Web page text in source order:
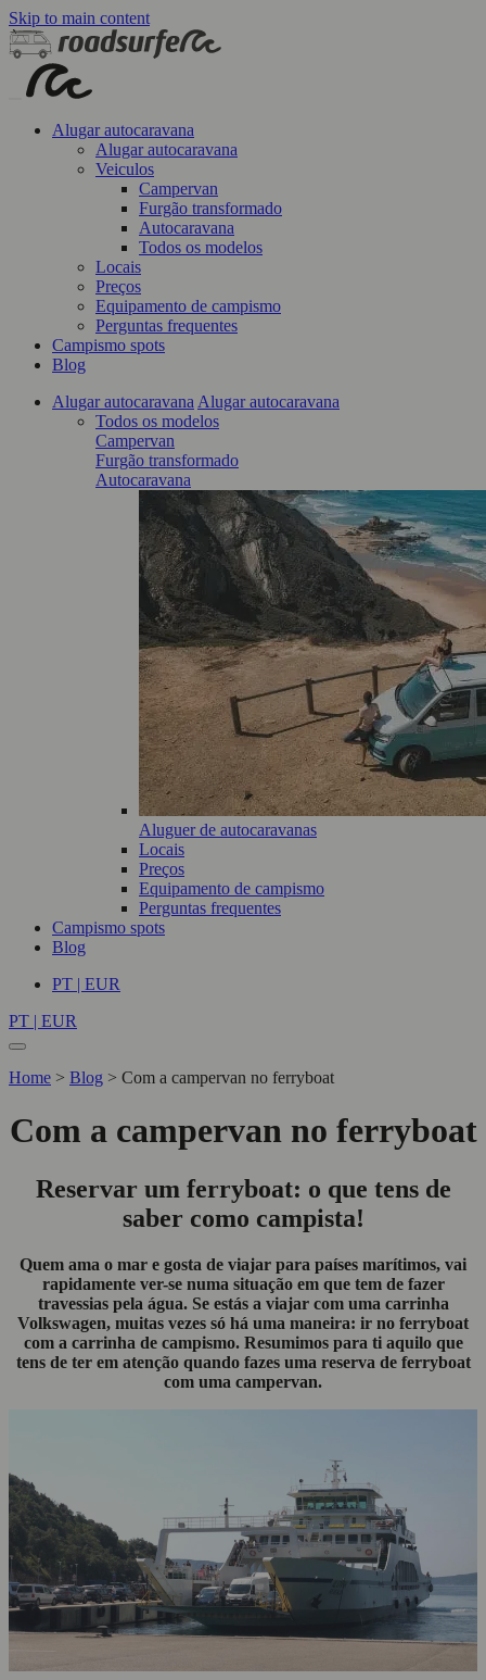
Skip to main content
Alugar autocaravana
Alugar autocaravana
Veiculos
Campervan
Furgão transformado
Autocaravana
Todos os modelos
Locais
Preços
Equipamento de campismo
Perguntas frequentes
Campismo spots
Blog
Alugar autocaravana Alugar autocaravana
Todos os modelos
Campervan
Furgão transformado
Autocaravana
Aluguer de autocaravanas
Locais
Preços
Equipamento de campismo
Perguntas frequentes
Campismo spots
Blog
PT | EUR
PT | EUR
Home > Blog > Com a campervan no ferryboat
Com a campervan no ferryboat
Reservar um ferryboat: o que tens de
saber como campista!
Quem ama o mar e gosta de viajar para países marítimos, vai
rapidamente ver-se numa situação em que tem de fazer
travessias pela água. Se estás a viajar com uma carrinha
Volkswagen, muitas vezes só há uma maneira: ir no ferryboat
com a carrinha de campismo. Resumimos para ti aquilo que
tens de ter em atenção quando fazes uma reserva de ferryboat
com uma campervan.